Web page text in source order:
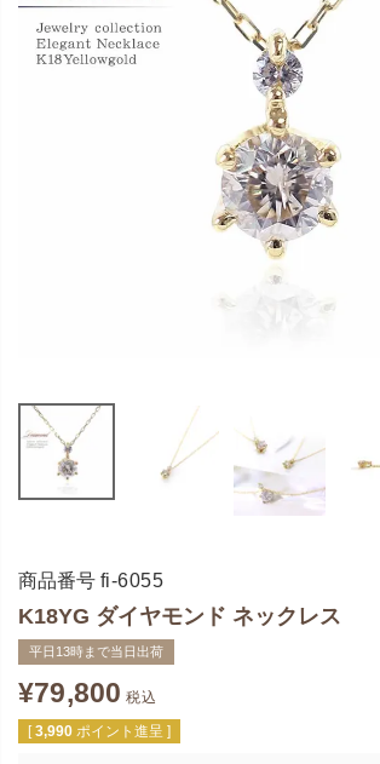
商品番号 fi-6055
K18YG ダイヤモンド ネックレス
平日13時まで当日出荷
¥79,800 税込
[ 3,990 ポイント進呈 ]